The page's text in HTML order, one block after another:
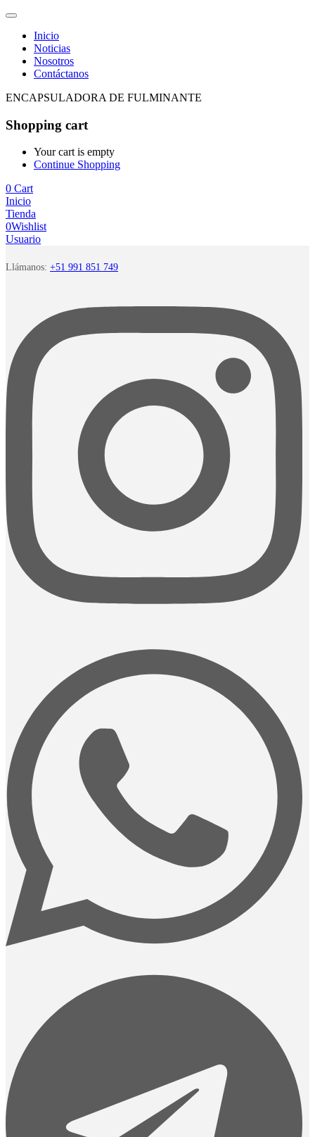
Inicio
Noticias
Nosotros
Contáctanos
ENCAPSULADORA DE FULMINANTE
Shopping cart
Your cart is empty
Continue Shopping
0 Cart
Inicio
Tienda
0Wishlist
Usuario
Llámanos: +51 991 851 749